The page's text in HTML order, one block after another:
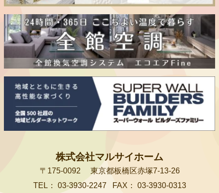
株式会社マルサイホーム
〒175-0092
東京都板橋区赤塚7-13-26
TEL：
03-3930-2247 FAX： 03-3930-0313